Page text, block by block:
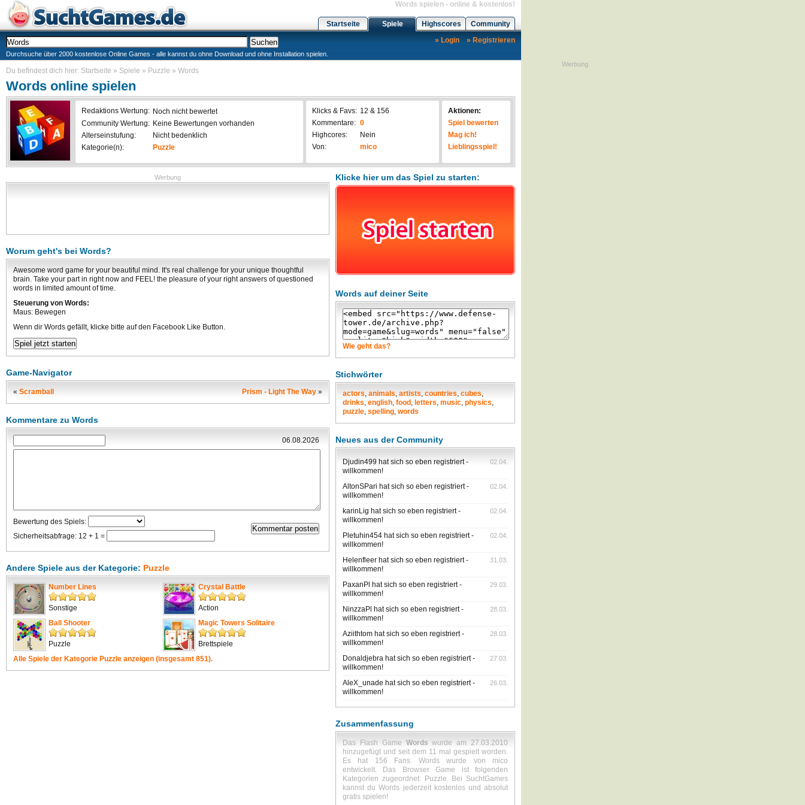
Words spielen - online & kostenlos!
Startseite Spiele Highscores
Community
» Login
» Registrieren
Durchsuche über 2000 kostenlose Online Games - alle kannst du ohne Download und ohne Installation spielen.
Du befindest dich hier: Startseite » Spiele » Puzzle » Words
Words online spielen
Redaktions Wertung: Noch nicht bewertet
Community Wertung: Keine Bewertungen vorhanden
Alterseinstufung:
Nicht bedenklich
Kategorie(n):
Puzzle
Klicks & Favs: 12 & 156
Kommentare: 0
Highcores:
Nein
Von:
mico
Aktionen:
Spiel bewerten
Mag ich!
Lieblingsspiel!
Werbung
Worum geht's bei Words?
Awesome word game for your beautiful mind. It's real challenge for your unique thoughtful
brain. Take your part in right now and FEEL! the pleasure of your right answers of questioned
words in limited amount of time.
Steuerung von Words:
Maus: Bewegen
Wenn dir Words gefällt, klicke bitte auf den Facebook Like Button.
Game-Navigator
Prism - Light The Way »
« Scramball
Kommentare zu Words
06.08.2026
Bewertung des Spiels:
Sicherheitsabfrage: 12 + 1 =
Andere Spiele aus der Kategorie: Puzzle
Number Lines
Sonstige
Crystal Battle
Action
Ball Shooter
Puzzle
Magic Towers Solitaire
Brettspiele
Alle Spiele der Kategorie Puzzle anzeigen (insgesamt 851).
Klicke hier um das Spiel zu starten:
Words auf deiner Seite
Wie geht das?
Stichwörter
actors, animals, artists, countries, cubes,
drinks, english, food , letters, music, physics,
puzzle, spelling, words
Neues aus der Community
02.04.
Djudin499 hat sich so eben registriert -
willkommen!
02.04.
AltonSPari hat sich so eben registriert -
willkommen!
02.04.
karinLig hat sich so eben registriert -
willkommen!
02.04.
Pletuhin454 hat sich so eben registriert -
willkommen!
31.03.
Helenfleer hat sich so eben registriert -
willkommen!
29.03.
PaxanPl hat sich so eben registriert -
willkommen!
28.03.
NinzzaPl hat sich so eben registriert -
willkommen!
28.03.
Aziithtom hat sich so eben registriert -
willkommen!
27.03.
Donaldjebra hat sich so eben registriert -
willkommen!
26.03.
AleX_unade hat sich so eben registriert -
willkommen!
Zusammenfassung
Das Flash Game Words wurde am 27.03.2010
hinzugefügt und seit dem 11 mal gespielt worden.
Es hat 156 Fans. Words wurde von mico
entwickelt. Das Browser Game ist folgenden
Kategorien zugeordnet: Puzzle. Bei SuchtGames
kannst du Words jederzeit kostenlos und absolut
gratis spielen!
Werbung